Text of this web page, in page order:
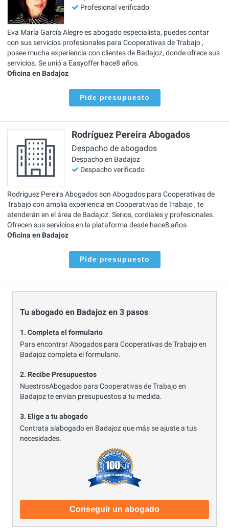
Profesional verificado
Eva María García Alegre es abogado especialista, puedes contar
con sus servicios profesionales para Cooperativas de Trabajo ,
posee mucha experiencia con clientes de Badajoz, donde ofrece sus
servicios. Se unió a Easyoffer hace8 años.
Oficina en Badajoz
Pide presupuesto
Rodríguez Pereira Abogados
Despacho de abogados
Despacho en Badajoz
Despacho verificado
Rodríguez Pereira Abogados son Abogados para Cooperativas de
Trabajo con amplia experiencia en Cooperativas de Trabajo , te
atenderán en el área de Badajoz. Serios, cordiales y profesionales.
Ofrecen sus servicios en la plataforma desde hace8 años.
Oficina en Badajoz
Pide presupuesto
Tu abogado en Badajoz en 3 pasos
1. Completa el formulario
Para encontrar Abogados para Cooperativas de Trabajo en
Badajoz completa el formulario.
2. Recibe Presupuestos
NuestrosAbogados para Cooperativas de Trabajo en
Badajoz te envían presupuestos a tu medida.
3. Elige a tu abogado
Contrata alabogado en Badajoz que más se ajuste a tus
necesidades.
Conseguir un abogado